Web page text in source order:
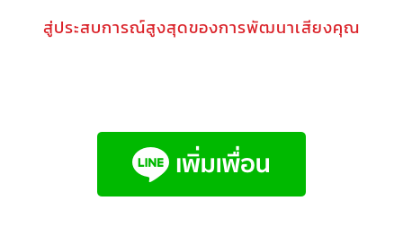
สู่ประสบการณ์สูงสุดของการพัฒนาเสียงคุณ